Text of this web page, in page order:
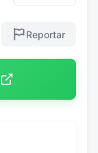
Reportar